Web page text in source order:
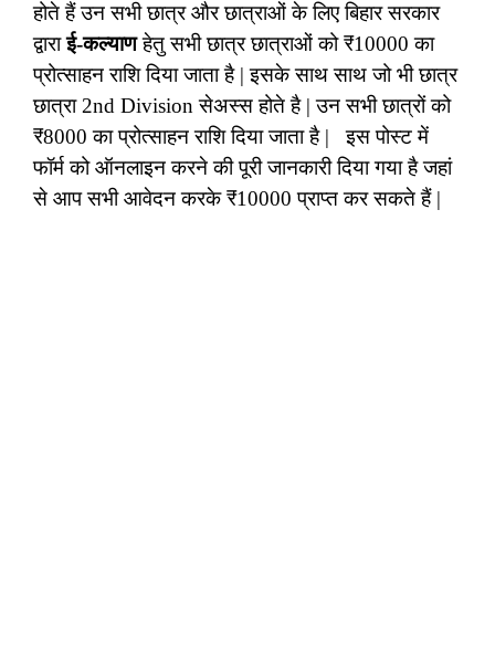
होते हैं उन सभी छात्र और छात्राओं के लिए बिहार सरकार
द्वाराई-कल्याणहेतु सभी छात्र छात्राओं को ₹10000 का
प्रोत्साहन राशि दिया जाता है | इसके साथ साथ जो भी छात्र
छात्रा 2nd Division सेअस्स होते है | उन सभी छात्रों को
₹8000 का प्रोत्साहन राशि दिया जाता है | इस पोस्ट में
फॉर्म को ऑनलाइन करने की पूरी जानकारी दिया गया है जहां
से आप सभी आवेदन करके ₹10000 प्राप्त कर सकते हैं |